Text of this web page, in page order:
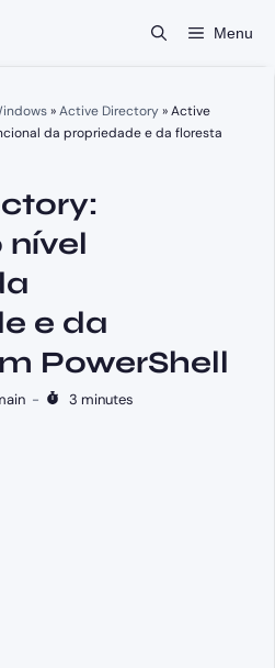
Menu
»Active Directory»Active
da propriedade e da floresta
nível
e da
PowerShell
- 3 minutes